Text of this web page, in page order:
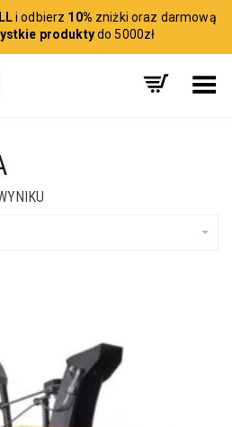
i odbierz 10% zniżki oraz darmową
produktydo 5000zł
Toggle Menu